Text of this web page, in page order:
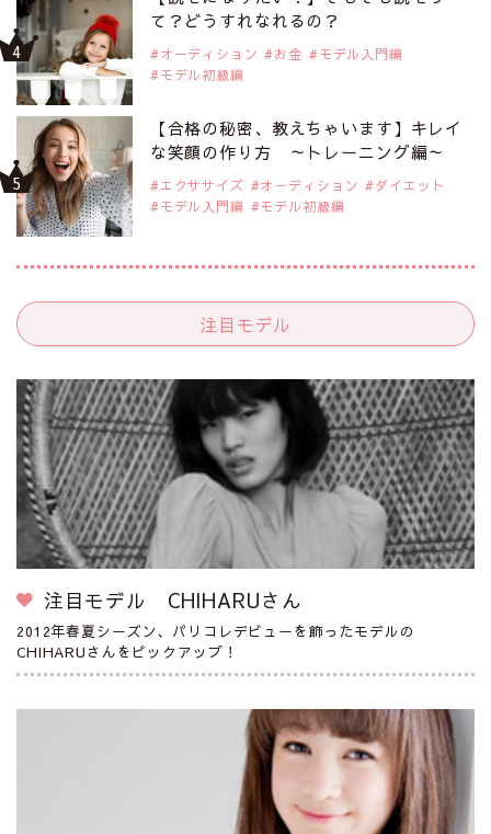
て？どうすれなれるの？
オーディション お金
モデル入門編
モデル初級編
【合格の秘密、教えちゃいます】キレイ
な笑顔の作り方 ～トレーニング編～
エクササイズ オーディション
ダイエット
モデル入門編
モデル初級編
注目モデル
注目モデル CHIHARUさん
2012年春夏シーズン、パリコレデビューを飾ったモデルの
CHIHARUさんをピックアップ！